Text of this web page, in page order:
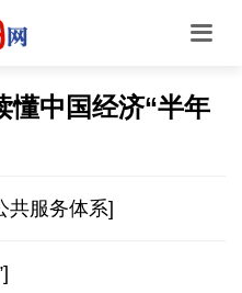
懂中国经济“半年
共服务体系]